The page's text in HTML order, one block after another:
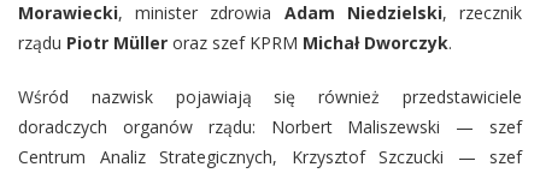
Morawiecki, minister zdrowia Adam Niedzielski, rzecznik
rządu Piotr Müller oraz szef KPRM Michał Dworczyk.
Wśród nazwisk pojawiają się również przedstawiciele
doradczych organów rządu: Norbert Maliszewski — szef
Centrum Analiz Strategicznych, Krzysztof Szczucki — szef